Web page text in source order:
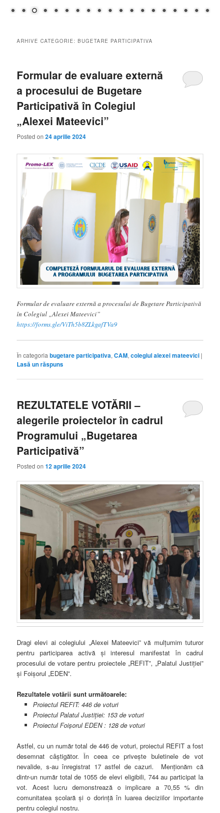
ARHIVE CATEGORIE:BUGETARE PARTICIPATIVA
Formular de evaluare externă
a procesului de Bugetare
Participativă în Colegiul
„Alexei Mateevici”
Posted on24 aprilie 2024
Formular de evaluare externă a procesului de Bugetare Participativă
în Colegiul „Alexei Mateevici”
https://forms.gle/ViTh5b8ZLkgafTVa9
În categoria bugetare participativa,CAM,colegiul alexei mateevici |
Lasă un răspuns
REZULTATELE VOTĂRII –
alegerile proiectelor în cadrul
Programului „Bugetarea
Participativă”
Posted on12 aprilie 2024
Dragi elevi ai colegiului „Alexei Mateevici” vă mulțumim tuturor
pentru participarea activă și interesul manifestat în cadrul
procesului de votare pentru proiectele „REFIT”, „Palatul Justiției”
și Foișorul „EDEN”.
Rezultatele votării sunt următoarele:
Proiectul REFIT: 446 de voturi
Proiectul Palatul Justiției: 153 de voturi
Proiectul Foișorul EDEN : 128 de voturi
Astfel, cu un număr total de 446 de voturi, proiectul REFIT a fost
desemnat câștigător. În ceea ce privește buletinele de vot
nevalide, s-au înregistrat 17 astfel de cazuri. Menționăm că
dintr-un număr total de 1055 de elevi eligibili, 744 au participat la
vot. Acest lucru demonstrează o implicare a 70,55 % din
comunitatea școlară și o dorință în luarea deciziilor importante
pentru colegiul nostru.